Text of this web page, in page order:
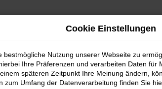
Cookie Einstellungen
bestmögliche Nutzung unserer Webseite zu
Ihre Präferenzen und verarbeiten Daten für
späteren Zeitpunkt Ihre Meinung ändern,
zum Umfang der Datenverarbeitung finden Sie